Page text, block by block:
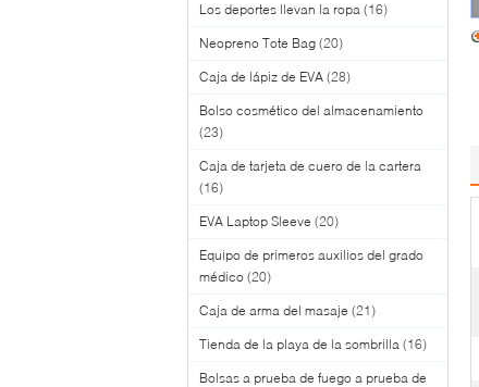
Los deportes llevan la ropa (16)
Neopreno Tote Bag (20)
Caja de lápiz de EVA (28)
Bolso cosmético del almacenamiento
(23)
Caja de tarjeta de cuero de la cartera
(16)
EVA Laptop Sleeve (20)
Equipo de primeros auxilios del grado
médico (20)
Caja de arma del masaje (21)
Tienda de la playa de la sombrilla (16)
Bolsas a prueba de fuego a prueba de